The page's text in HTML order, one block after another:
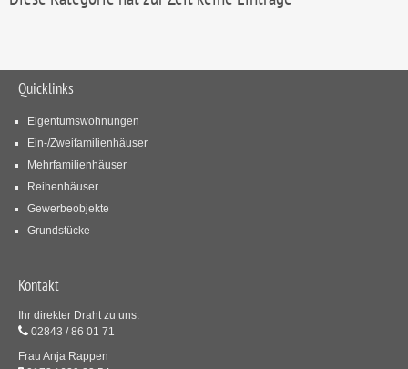
Quicklinks
Eigentumswohnungen
Ein-/Zweifamilienhäuser
Mehrfamilienhäuser
Reihenhäuser
Gewerbeobjekte
Grundstücke
Kontakt
Ihr direkter Draht zu uns:
02843 / 86 01 71
Frau Anja Rappen